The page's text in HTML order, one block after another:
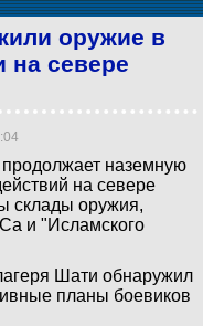
оружие в
на севере
наземную
на севере
склады оружия,
и "Исламского
Шати обнаружил
планы боевиков